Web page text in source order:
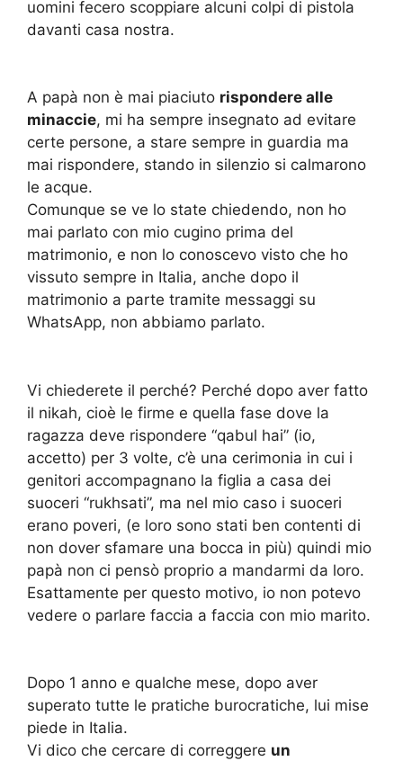
uomini fecero scoppiare alcuni colpi di pistola
davanti casa nostra.
A papà non è mai piaciuto rispondere alle
minaccie, mi ha sempre insegnato ad evitare
certe persone, a stare sempre in guardia ma
mai rispondere, stando in silenzio si calmarono
le acque.
Comunque se ve lo state chiedendo, non ho
mai parlato con mio cugino prima del
matrimonio, e non lo conoscevo visto che ho
vissuto sempre in Italia, anche dopo il
matrimonio a parte tramite messaggi su
WhatsApp, non abbiamo parlato.
Vi chiederete il perché? Perché dopo aver fatto
il nikah, cioè le firme e quella fase dove la
ragazza deve rispondere “qabul hai” (io,
accetto) per 3 volte, c’è una cerimonia in cui i
genitori accompagnano la figlia a casa dei
suoceri “rukhsati”, ma nel mio caso i suoceri
erano poveri, (e loro sono stati ben contenti di
non dover sfamare una bocca in più) quindi mio
papà non ci pensò proprio a mandarmi da loro.
Esattamente per questo motivo, io non potevo
vedere o parlare faccia a faccia con mio marito.
Dopo 1 anno e qualche mese, dopo aver
superato tutte le pratiche burocratiche, lui mise
piede in Italia.
Vi dico che cercare di correggere un